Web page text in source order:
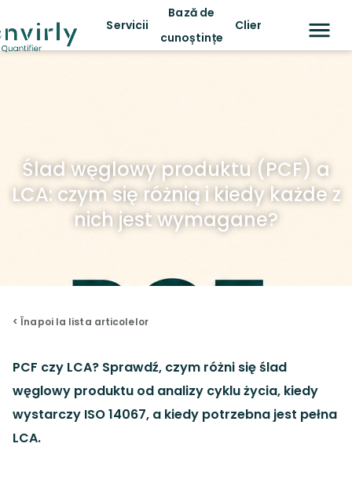
Ślad węglowy produktu (PCF) a
LCA: czym się różnią i kiedy każde z
nich jest wymagane?
< Înapoi la lista articolelor
PCF czy LCA? Sprawdź, czym różni się ślad
węglowy produktu od analizy cyklu życia, kiedy
wystarczy ISO 14067, a kiedy potrzebna jest pełna
LCA.
Servicii
Bază de
cunoștințe
Clienți